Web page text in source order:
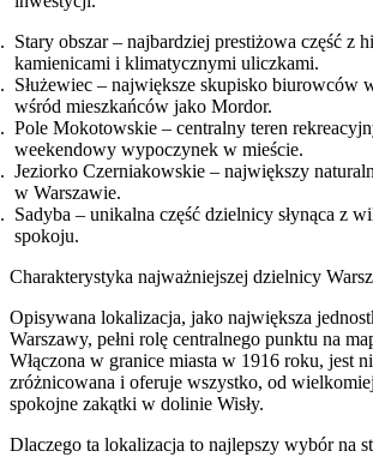
Stary obszar – najbardziej prestiżowa część z
kamienicami i klimatycznymi uliczkami.
Służewiec – największe skupisko biurowców
wśród mieszkańców jako Mordor.
Pole Mokotowskie – centralny teren
weekendowy wypoczynek w mieście.
Jeziorko Czerniakowskie – największy
w Warszawie.
Sadyba – unikalna część dzielnicy słynąca z
spokoju.
Charakterystyka najważniejszej dzielnicy
Opisywana lokalizacja, jako największa
Warszawy, pełni rolę centralnego punktu na
Włączona w granice miasta w 1916 roku, jest
zróżnicowana i oferuje wszystko, od
spokojne zakątki w dolinie Wisły.
Dlaczego ta lokalizacja to najlepszy wybór na